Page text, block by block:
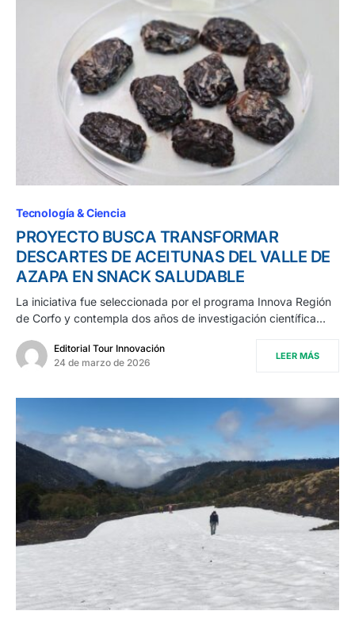
Tecnología & Ciencia
PROYECTO BUSCA TRANSFORMAR
DESCARTES DE ACEITUNAS DEL VALLE DE
AZAPA EN SNACK SALUDABLE
La iniciativa fue seleccionada por el programa Innova Región
de Corfo y contempla dos años de investigación científica…
Editorial Tour Innovación
24 de marzo de 2026
LEER MÁS